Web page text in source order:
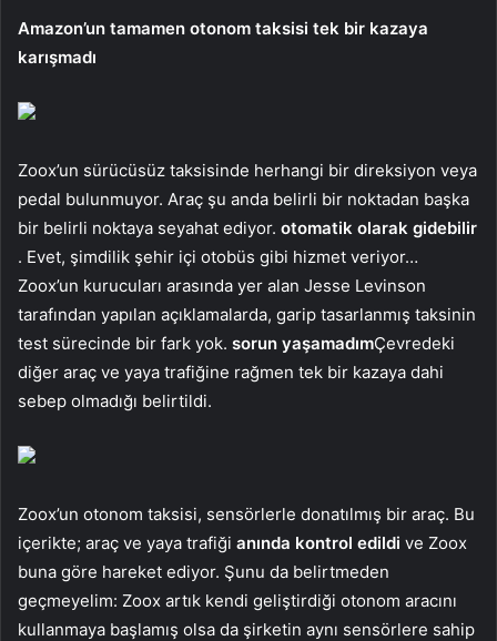
Amazon’un tamamen otonom taksisi tek bir kazaya
karışmadı
Zoox’un sürücüsüz taksisinde herhangi bir direksiyon veya
pedal bulunmuyor. Araç şu anda belirli bir noktadan başka
bir belirli noktaya seyahat ediyor. otomatik olarak gidebilir
. Evet, şimdilik şehir içi otobüs gibi hizmet veriyor…
Zoox’un kurucuları arasında yer alan Jesse Levinson
tarafından yapılan açıklamalarda, garip tasarlanmış taksinin
test sürecinde bir fark yok. sorun yaşamadımÇevredeki
diğer araç ve yaya trafiğine rağmen tek bir kazaya dahi
sebep olmadığı belirtildi.
Zoox’un otonom taksisi, sensörlerle donatılmış bir araç. Bu
içerikte; araç ve yaya trafiği anında kontrol edildi ve Zoox
buna göre hareket ediyor. Şunu da belirtmeden
geçmeyelim: Zoox artık kendi geliştirdiği otonom aracını
kullanmaya başlamış olsa da şirketin aynı sensörlere sahip